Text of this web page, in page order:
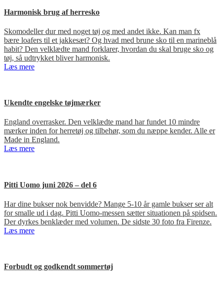
Harmonisk brug af herresko
Skomodeller dur med noget tøj og med andet ikke. Kan man fx
bære loafers til et jakkesæt? Og hvad med brune sko til en marineblå
habit? Den velklædte mand forklarer, hvordan du skal bruge sko og
tøj, så udtrykket bliver harmonisk.
Læs mere
Ukendte engelske tøjmærker
England overrasker. Den velklædte mand har fundet 10 mindre
mærker inden for herretøj og tilbehør, som du næppe kender. Alle er
Made in England.
Læs mere
Pitti Uomo juni 2026 – del 6
Har dine bukser nok benvidde? Mange 5-10 år gamle bukser ser alt
for smalle ud i dag. Pitti Uomo-messen sætter situationen på spidsen.
Der dyrkes benklæder med volumen. De sidste 30 foto fra Firenze.
Læs mere
Forbudt og godkendt sommertøj